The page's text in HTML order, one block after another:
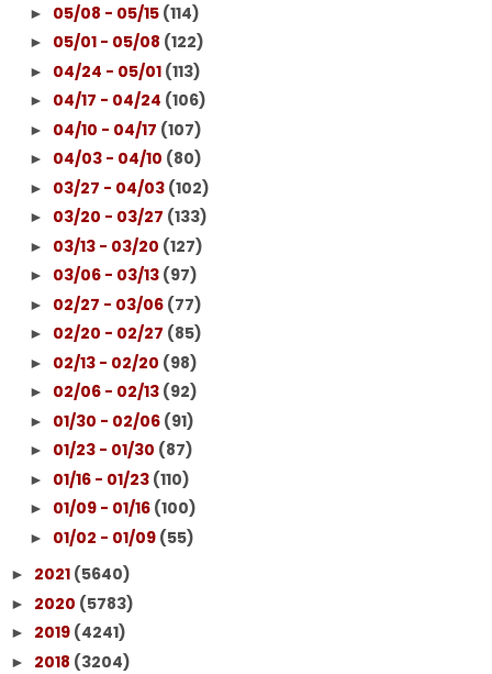
► 05/08 - 05/15 (114)
► 05/01 - 05/08 (122)
► 04/24 - 05/01 (113)
► 04/17 - 04/24 (106)
► 04/10 - 04/17 (107)
► 04/03 - 04/10 (80)
► 03/27 - 04/03 (102)
► 03/20 - 03/27 (133)
► 03/13 - 03/20 (127)
► 03/06 - 03/13 (97)
► 02/27 - 03/06 (77)
► 02/20 - 02/27 (85)
► 02/13 - 02/20 (98)
► 02/06 - 02/13 (92)
► 01/30 - 02/06 (91)
► 01/23 - 01/30 (87)
► 01/16 - 01/23 (110)
► 01/09 - 01/16 (100)
► 01/02 - 01/09 (55)
► 2021 (5640)
► 2020 (5783)
► 2019 (4241)
► 2018 (3204)